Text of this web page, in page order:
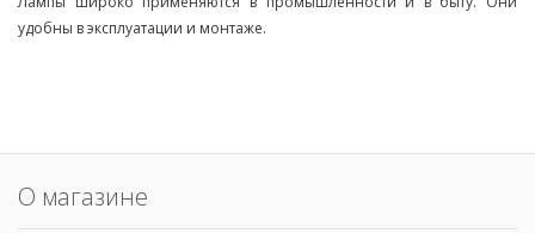
удобны в эксплуатации и монтаже.
О магазине